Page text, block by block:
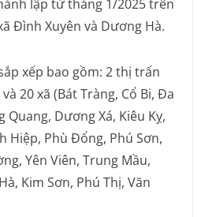
lập từ tháng 1/2025 trên
Đình Xuyên và Dương Hà.
xếp bao gồm: 2 thị trấn
20 xã (Bát Tràng, Cổ Bi, Đa
Quang, Dương Xá, Kiêu Kỵ,
Hiệp, Phù Đổng, Phú Sơn,
Yên Viên, Trung Mầu,
Kim Sơn, Phú Thị, Văn